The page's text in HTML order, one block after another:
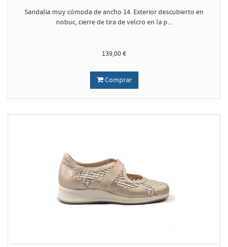
Sandalia muy cómoda de ancho 14. Exterior descubierto en
nobuc, cierre de tira de velcro en la p...
139,00 €
Comprar